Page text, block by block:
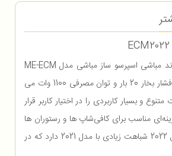
یکی از شاهکارهای برند مباشی اسپرسو ساز مباشی مدل ME-ECM
2022 بوده که دارای فشار بخار 20 بار و توان مصرفی 1100 وات می
و بسیار کاربردی را در اختیار کاربر قرار
مناسب برای کافی‌شاپ‌ ها و رستوران‌ ها
می باشد. مباشی مدل 2022 شباهت زیادی با مدل 2021 دارد که در